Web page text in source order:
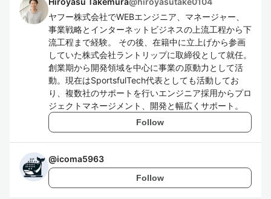
ヤフー株式会社でWEBエンジニア、マネージャー、
事業戦略とインターネットビジネスの上流工程から下
流工程まで経験。 その後、在籍中に立上げから参画
していた株式会社ラントリップに取締役として就任。
創業期から開発領域を中心に事業の原動力として活
動。現在はSportsfulTech代表としても活動してお
り、複数社のサポートを行いエンジニア採用からプロ
ジェクトマネージメント、開発と幅広くサポート。
Follow
@icoma5963
Follow